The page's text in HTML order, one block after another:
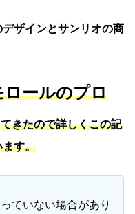
ザインとサンリオの商
ロールのプロ
きたので詳しくこの記
ます。
ていない場合があり